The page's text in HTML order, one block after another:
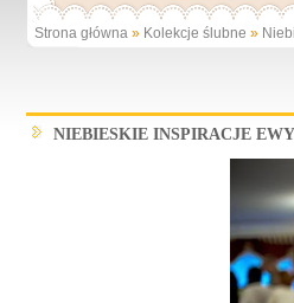
Strona główna » Kolekcje ślubne »
NIEBIESKIE INSPIRACJE EWY